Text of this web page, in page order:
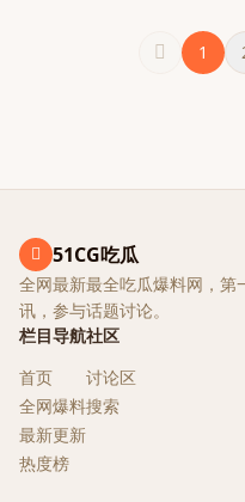
1
51CG吃瓜
全网最新最全吃瓜爆料网，第
讯，参与话题讨论。
栏目导航
首页
全网爆料
最新更新
热度榜
社区
讨论区
搜索